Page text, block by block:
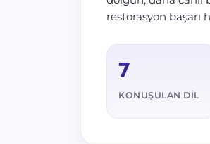
restorasyon başarı
7
KONUŞULAN DIL